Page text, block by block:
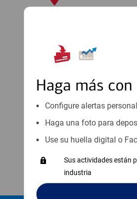
Haga más
Configure alertas
Haga una foto para
Use su huella digital o
Sus actividades están
industria